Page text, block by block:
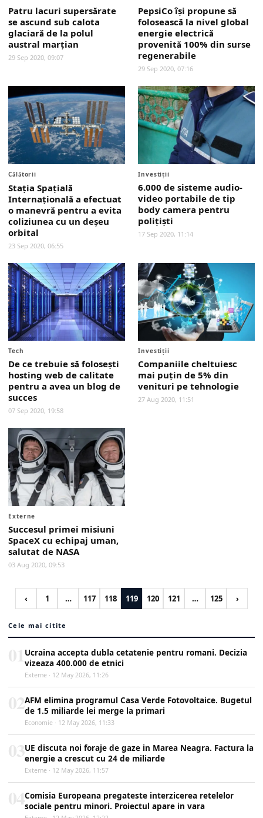
Patru lacuri supersărate
se ascund sub calota
glaciară de la polul
austral marţian
29 Sep 2020, 09:07
PepsiCo își propune să
folosească la nivel global
energie electrică
provenită 100% din surse
regenerabile
29 Sep 2020, 07:16
Călătorii
Staţia Spaţială
Internaţională a efectuat
o manevră pentru a evita
coliziunea cu un deşeu
orbital
23 Sep 2020, 06:55
Investiții
6.000 de sisteme audio-
video portabile de tip
body camera pentru
poliţişti
17 Sep 2020, 11:14
Tech
De ce trebuie să folosești
hosting web de calitate
pentru a avea un blog de
succes
07 Sep 2020, 19:58
Investiții
Companiile cheltuiesc
mai puţin de 5% din
venituri pe tehnologie
27 Aug 2020, 11:51
Externe
Succesul primei misiuni
SpaceX cu echipaj uman,
salutat de NASA
03 Aug 2020, 09:53
‹ 1 … 117 118 119 120 121 … 125 ›
Cele mai citite
Ucraina accepta dubla cetatenie pentru romani. Decizia
vizeaza 400.000 de etnici
Externe · 12 May 2026, 11:26
AFM elimina programul Casa Verde Fotovoltaice. Bugetul
de 1.5 miliarde lei merge la primari
Economie · 12 May 2026, 11:33
UE discuta noi foraje de gaze in Marea Neagra. Factura la
energie a crescut cu 24 de miliarde
Externe · 12 May 2026, 11:57
Comisia Europeana pregateste interzicerea retelelor
sociale pentru minori. Proiectul apare in vara